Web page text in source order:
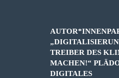
TREIBER DES
MACHEN!“
DIGITALES